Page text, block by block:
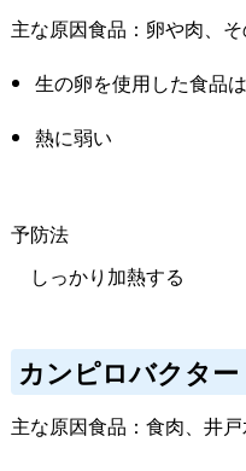
主な原因食品：卵や肉、
生の卵を使用した食品
熱に弱い
予防法
しっかり加熱する
カンピロバクター
主な原因食品：食肉、井